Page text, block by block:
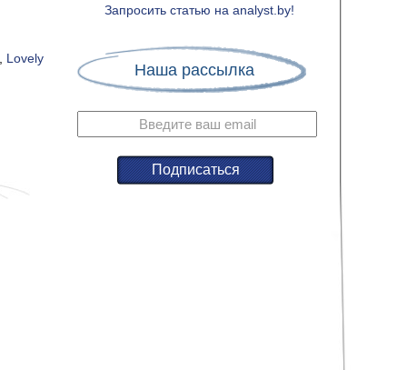
Lovely
Запросить статью на analyst.by!
Наша рассылка